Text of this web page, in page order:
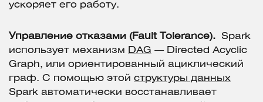
ускоряет его работу.
Управление отказами (Fault Tolerance).
Spark
использует механизм DAG — Directed Acyclic
Graph, или ориентированный ациклический
граф. С помощью этой структуры данных
Spark автоматически восстанавливает